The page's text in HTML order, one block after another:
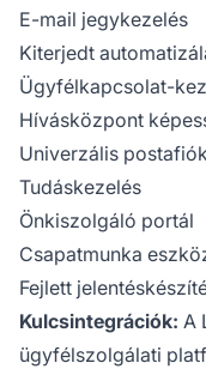
E-mail jegykezelés
Kiterjedt
Ügyfélkapcsolat-
Hívásközpont
Univerzális
Tudáskezelés
Önkiszolgáló portál
Csapatmunka
Fejlett
Kulcsintegrációk: A
ügyfélszolgálati